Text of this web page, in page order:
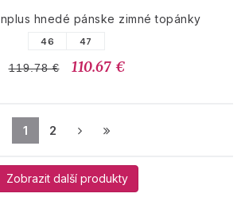
hnedé pánske zimné topánky
46 47
119.78 € 110.67 €
1 2
Zobrazit další produkty